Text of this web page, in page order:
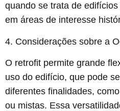
quando se trata de
em áreas de interesse
4. Considerações sobre a
O retrofit permite grande
uso do edifício, que pode
diferentes finalidades,
ou mistas. Essa